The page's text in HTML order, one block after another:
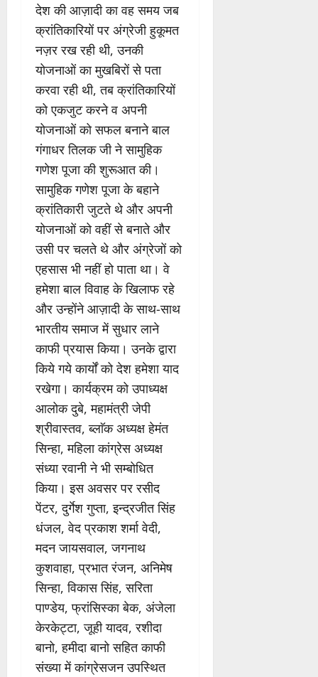
देश की आज़ादी का वह समय जब
क्रांतिकारियों पर अंग्रेजी हुकूमत
नज़र रख रही थी, उनकी
योजनाओं का मुखबिरों से पता
करवा रही थी, तब क्रांतिकारियों
को एकजुट करने व अपनी
योजनाओं को सफल बनाने बाल
गंगाधर तिलक जी ने सामुहिक
गणेश पूजा की शुरूआत की।
सामुहिक गणेश पूजा के बहाने
क्रांतिकारी जुटते थे और अपनी
योजनाओं को वहीं से बनाते और
उसी पर चलते थे और अंग्रेजों को
एहसास भी नहीं हो पाता था। वे
हमेशा बाल विवाह के खिलाफ रहे
और उन्होंने आज़ादी के साथ-साथ
भारतीय समाज में सुधार लाने
काफी प्रयास किया। उनके द्वारा
किये गये कार्यों को देश हमेशा याद
रखेगा। कार्यक्रम को उपाध्यक्ष
आलोक दुबे, महामंत्री जेपी
श्रीवास्तव, ब्लाॅक अध्यक्ष हेमंत
सिन्हा, महिला कांग्रेस अध्यक्ष
संध्या रवानी ने भी सम्बोधित
किया। इस अवसर पर रसीद
पेंटर, दुर्गेश गुप्ता, इन्द्रजीत सिंह
धंजल, वेद प्रकाश शर्मा वेदी,
मदन जायसवाल, जगनाथ
कुशवाहा, प्रभात रंजन, अनिमेष
सिन्हा, विकास सिंह, सरिता
पाण्डेय, फ्रांसिस्का बेक, अंजेला
केरकेट्टा, जूही यादव, रशीदा
बानो, हमीदा बानो सहित काफी
संख्या में कांग्रेसजन उपस्थित